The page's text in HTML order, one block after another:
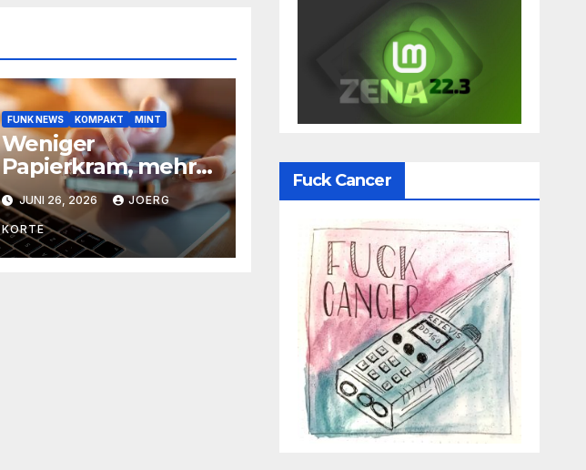
FUNK NEWS KOMPAKT MINT
Weniger
Papierkram, mehr
Digitalisierung
JUNI 26, 2026 JOERG
KORTE
Fuck Cancer